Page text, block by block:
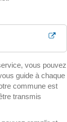
vous pouvez
guide à chaque
commune est
transmis